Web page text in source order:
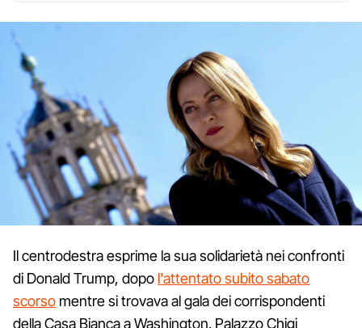
Il centrodestra esprime la sua solidarietà nei confronti
di Donald Trump, dopo l'attentato subito sabato
scorso mentre si trovava al gala dei corrispondenti
della Casa Bianca a Washington. Palazzo Chigi